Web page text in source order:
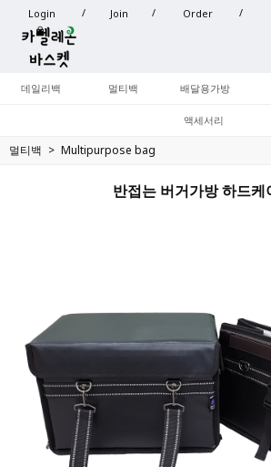
Login Join Order
데일리백 멀티백 배달용가방
액세서리
멀티백 Multipurpose bag
반접는 버거가방 하드케